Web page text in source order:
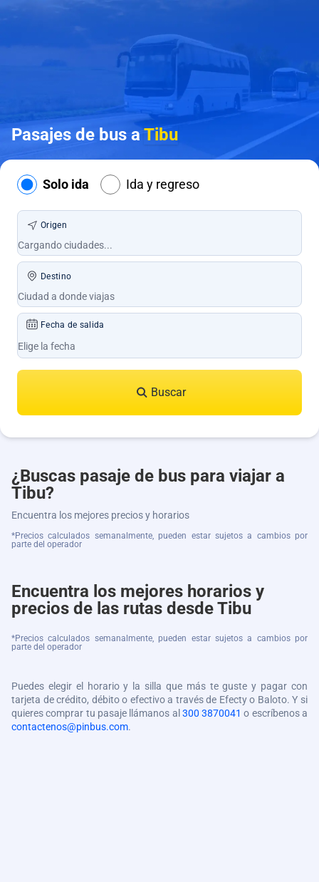
Pasajes de bus aTibu
Solo ida Ida y regreso
Origen
Destino
Fecha de salida
Buscar
¿Buscas pasaje de bus para viajar a
Tibu?
Encuentra los mejores precios y horarios
*Precios calculados semanalmente, pueden estar sujetos a cambios por
parte del operador
Encuentra los mejores horarios y
precios de las rutas desde Tibu
*Precios calculados semanalmente, pueden estar sujetos a cambios por
parte del operador
Puedes elegir el horario y la silla que más te guste y pagar con
tarjeta de crédito, débito o efectivo a través de Efecty o Baloto. Y si
quieres comprar tu pasaje llámanos al 300 3870041 o escríbenos a
contactenos@pinbus.com.